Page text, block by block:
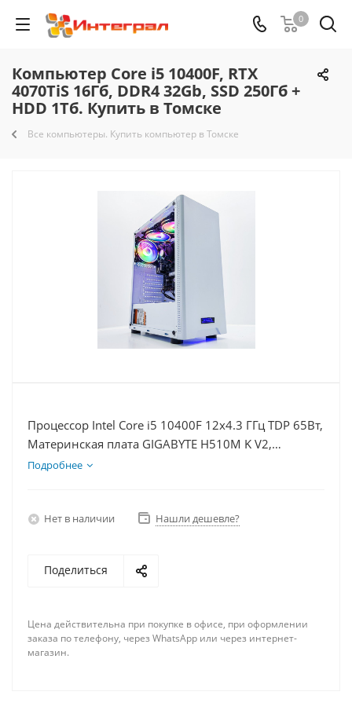
0
Компьютер Core i5 10400F, RTX
4070TiS 16Гб, DDR4 32Gb, SSD 250Гб +
HDD 1Тб. Купить в Томске
Все компьютеры. Купить компьютер в Томске
Процессор Intel Core i5 10400F 12x4.3 ГГц TDP 65Вт,
Материнская плата GIGABYTE H510M K V2,
Видеокарта RTX 4070TiS 16Гб, Память DDR4 32Gb,
Подробнее
Нет в наличии Нашли дешевле?
Поделиться
Цена действительна при покупке в офисе, при оформлении
заказа по телефону, через WhatsApp или через интернет-
магазин.